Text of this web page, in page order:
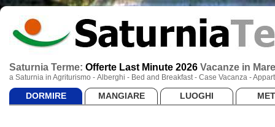
Saturnia Terme: Offerte Last Minute 2026 Vacanze in
a Saturnia in Agriturismo - Alberghi - Bed and Breakfast - Case Vacanza -
DORMIRE MANGIARE LUOGHI